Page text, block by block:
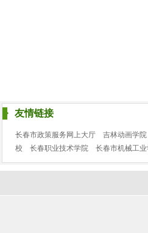
友情链接
长春市政策服务网上大厅 吉林动画学院
校
长春职业技术学院 长春市机械工业